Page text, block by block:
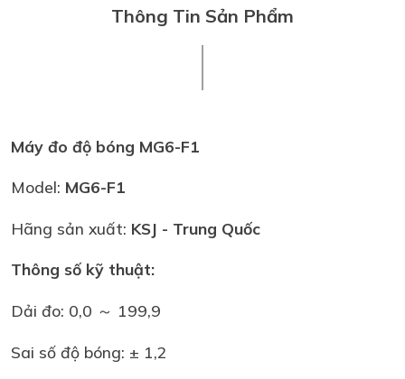
Thông Tin Sản Phẩm
Máy đo độ bóng MG6-F1
Model: MG6-F1
Hãng sản xuất: KSJ - Trung Quốc
Thông số kỹ thuật:
Dải đo: 0,0 ～ 199,9
Sai số độ bóng: ± 1,2